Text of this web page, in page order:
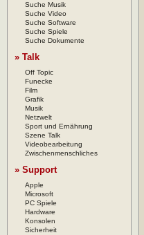
Suche Musik
Suche Video
Suche Software
Suche Spiele
Suche Dokumente
» Talk
Off Topic
Funecke
Film
Grafik
Musik
Netzwelt
Sport und Ernährung
Szene Talk
Videobearbeitung
Zwischenmenschliches
» Support
Apple
Microsoft
PC Spiele
Hardware
Konsolen
Sicherheit